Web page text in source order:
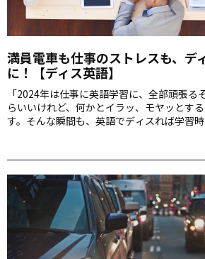
満員電車も仕事のストレスも、デ
に！【ディス英語】
「2024年は仕事に英語学習に、全部頑張る
らいいけれど、何かとイラッ、モヤッとす
す。そんな瞬間も、英語でディスれば学習